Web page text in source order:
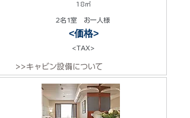
18㎡
2名1室 お一人様
<価格>
<TAX>
>>キャビン設備について